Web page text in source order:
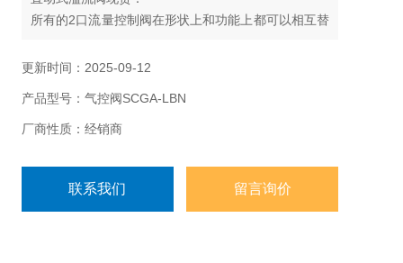
所有的2口流量控制阀在形状上和功能上都可以相互替
型)。
更新时间：2025-09-12
产品型号：气控阀SCGA-LBN
厂商性质：经销商
联系我们 留言询价